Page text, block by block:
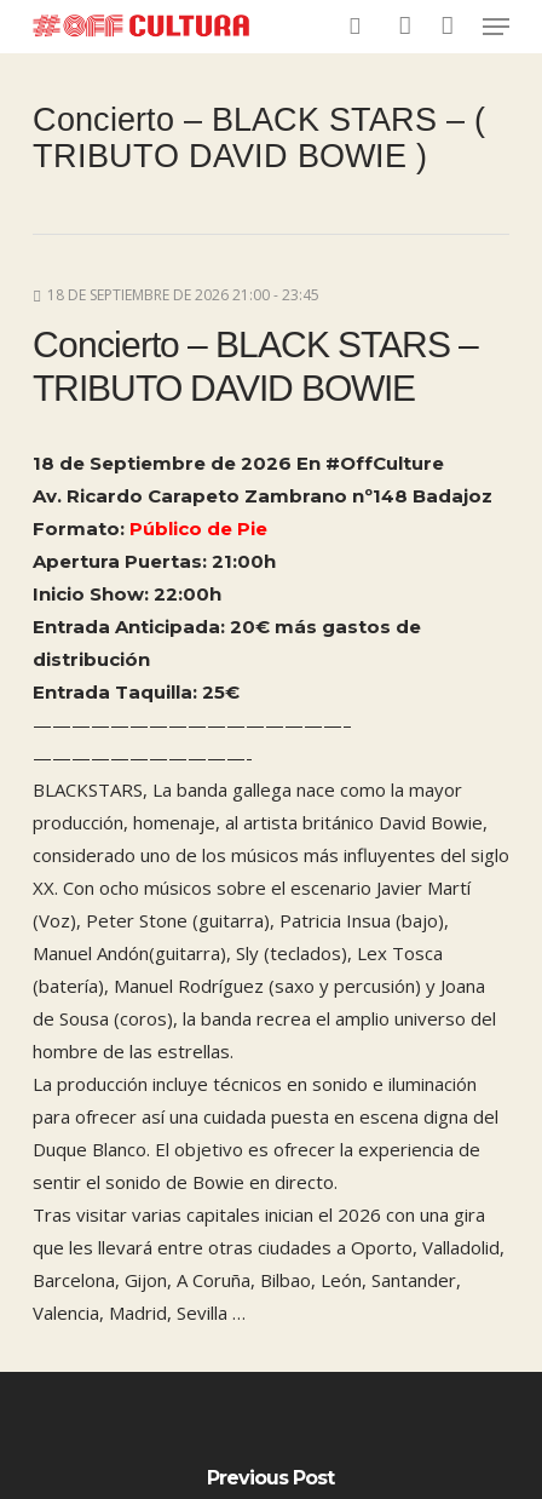
to
content
searchaccount
Menu
Concierto – BLACK STARS – (
TRIBUTO DAVID BOWIE )
18 DE SEPTIEMBRE DE 2026 21:00 - 23:45
Concierto – BLACK STARS –
TRIBUTO DAVID BOWIE
18 de Septiembre de 2026 En #OffCulture
Av. Ricardo Carapeto Zambrano nº148 Badajoz
Formato:Público de Pie
Apertura Puertas: 21:00h
Inicio Show: 22:00h
Entrada Anticipada: 20€ más gastos de
distribución
Entrada Taquilla: 25€
————————————————–
———————————-
BLACKSTARS, La banda gallega nace como la mayor
producción, homenaje, al artista británico David Bowie,
considerado uno de los músicos más influyentes del siglo
XX. Con ocho músicos sobre el escenario Javier Martí
(Voz), Peter Stone (guitarra), Patricia Insua (bajo),
Manuel Andón(guitarra), Sly (teclados), Lex Tosca
(batería), Manuel Rodríguez (saxo y percusión) y Joana
de Sousa (coros), la banda recrea el amplio universo del
hombre de las estrellas.
La producción incluye técnicos en sonido e iluminación
para ofrecer así una cuidada puesta en escena digna del
Duque Blanco. El objetivo es ofrecer la experiencia de
sentir el sonido de Bowie en directo.
Tras visitar varias capitales inician el 2026 con una gira
que les llevará entre otras ciudades a Oporto, Valladolid,
Barcelona, Gijon, A Coruña, Bilbao, León, Santander,
Valencia, Madrid, Sevilla …
Previous Post